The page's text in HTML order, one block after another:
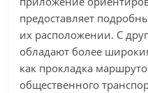
предоставляет
их расположении. С
обладают более
как прокладка
общественного